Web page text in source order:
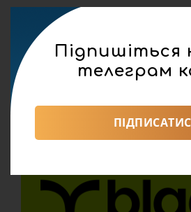
Підпишіться
телеграм